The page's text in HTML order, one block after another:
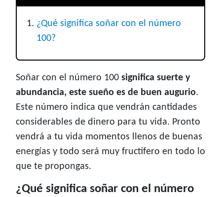
¿Qué significa soñar con el número
100?
Soñar con el número 100 significa suerte y
abundancia, este sueño es de buen augurio.
Este número indica que vendrán cantidades
considerables de dinero para tu vida. Pronto
vendrá a tu vida momentos llenos de buenas
energías y todo será muy fructífero en todo lo
que te propongas.
¿Qué significa soñar con el número